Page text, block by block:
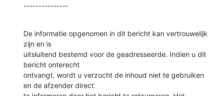
---------------
De informatie opgenomen in dit bericht kan vertrouwelijk
zijn en is
uitsluitend bestemd voor de geadresseerde. Indien u dit
bericht onterecht
ontvangt, wordt u verzocht de inhoud niet te gebruiken
en de afzender direct